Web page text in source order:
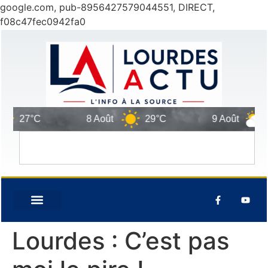
google.com, pub-8956427579044551, DIRECT,
f08c47fec0942fa0
29°C 28°C
Lourdes : C’est pas